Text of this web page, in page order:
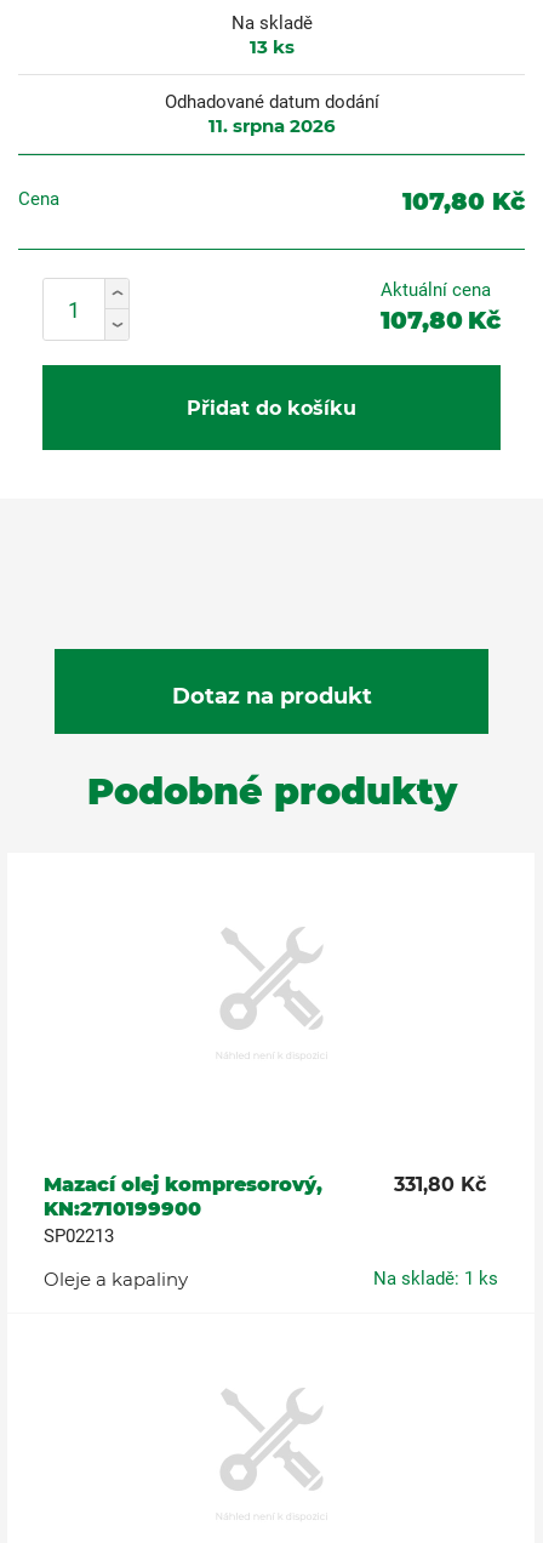
Na skladě
13ks
Odhadované datum dodání
11. srpna 2026
Cena 107,80 Kč
Aktuální cena
107,80 Kč
Přidat do košíku
Podobné produkty
Mazací olej kompresorový,
KN:2710199900
331,80 Kč
SP02213
Oleje a kapaliny Na skladě: 1 ks